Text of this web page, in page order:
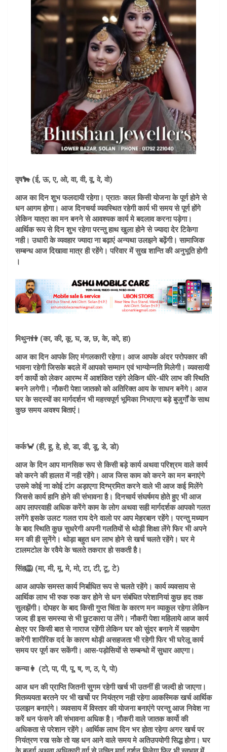
वृष🐂 (ई, ऊ, ए, ओ, वा, वी, वू, वे, वो)
आज का दिन शुभ फलदायी रहेगा। प्रातः काल किसी योजना के पूर्ण होने से
धन आगम होगा। आज दिनचर्या व्यवस्थित रहेगी कार्य भी समय से पूर्ण होंगे
लेकिन यात्रा का मन बनने से आवश्यक कार्य मे बदलाव करना पड़ेगा।
आर्थिक रूप से दिन शुभ रहेगा परन्तु हाथ खुला होने से ज्यादा देर टिकेगा
नही। उधारी के व्यवहार ज्यादा ना बढ़ाएं अन्यथा उलझने बढ़ेंगी। सामाजिक
सम्बन्ध आज दिखावा मात्र ही रहेंगे। परिवार में सुख शान्ति की अनुभूति होगी
।
मिथुन👫 (का, की, कू, घ, ङ, छ, के, को, हा)
आज का दिन आपके लिए मंगलकारी रहेगा। आज आपके अंदर परोपकार की
भावना रहेगी जिसके बदले में आपको सम्मान एवं भाग्योन्नति मिलेगी। व्यवसायी
वर्ग कार्यो को लेकर आरम्भ में आशंकित रहंगे लेकिन धीरे-धीरे लाभ की स्थिति
बनने लगेगी। नौकरी पेशा जातको को अतिरिक्त आय के साधन बनेंगे। आज
घर के सदस्यों का मार्गदर्शन भी महत्त्वपूर्ण भूमिका निभाएगा बड़े बुजुर्गों के साथ
कुछ समय अवश्य बिताएं।
कर्क🦀 (ही, हू, हे, हो, डा, डी, डू, डे, डो)
आज के दिन आप मानसिक रूप से किसी बड़े कार्य अथवा परिश्रम वाले कार्य
को करने की हालत में नही रहेंगे। आज जिस काम को करने का मन बनाएंगे
उसमे कोई ना कोई टांग अड़ाएगा दिग्भ्रमित करने वाले भी आज कई मिलेंगे
जिससे कार्य हानि होने की संभावना है। दिनचार्य संघर्षमय होते हुए भी आज
आप लापरवाही अधिक करेंगे काम के लोग अथवा सही मार्गदर्शक आपको गलत
लगेंगे इसके उलट गलत राय देने वालो पर आप मेहरबान रहेंगे। परन्तु मध्यान
के बाद स्थिति कुछ सुधरेगी अपनी गलतियों से थोड़ी शिक्षा लेंगे फिर भी अपने
मन की ही सुनेंगे। थोड़ा बहुत धन लाभ होने से खर्च चलते रहेंगे। घर मे
टालमटोल के रवैये के चलते तकरार हो सकती है।
सिंह🦁 (मा, मी, मू, मे, मो, टा, टी, टू, टे)
आज आपके समस्त कार्य निर्बाधित रूप से चलते रहेंगे। कार्य व्यवसाय से
आर्थिक लाभ भी रुक रुक कर होने से धन संबंधित परेशानियां कुछ हद तक
सुलझेंगी। दोपहर के बाद किसी गुप्त चिंता के कारण मन व्याकुल रहेगा लेकिन
जल्द ही इस समस्या से भी छुटकारा पा लेंगे। नौकरी पेशा महिलाये आज कार्य
क्षेत्र पर किसी बात से नाराज रहेंगी लेकिन घर को सुंदर बनाने में सहयोग
करेंगी शारीरिक दर्द के कारण थोड़ी असहजता भी रहेगी फिर भी घरेलू कार्य
समय पर पूर्ण कर सकेंगी। आस-पड़ोसियों से सम्बन्धो में सुधार आएगा।
कन्या👩 (टो, पा, पी, पू, ष, ण, ठ, पे, पो)
आज धन की प्राप्ति जितनी सुगम रहेगी खर्च भी उतनीं ही जल्दी हो जाएगा।
मितव्ययता बरतने पर भी खर्चो पर नियंत्रण नही रहेगा आकस्मिक खर्च आर्थिक
उलझन बनाएंगे। व्यवसाय में विस्तार की योजना बनाएंगे परन्तु आज निवेश ना
करें धन फंसने की संभावना अधिक है। नौकरी वाले जातक कार्यो की
अधिकता से परेशान रहेंगे। आर्थिक लाभ दिन भर होता रहेगा अगर खर्च पर
नियंत्रण रख सके तो यह धन आने वाले समय मे अतिउपयोगी सिद्ध होगा। घर